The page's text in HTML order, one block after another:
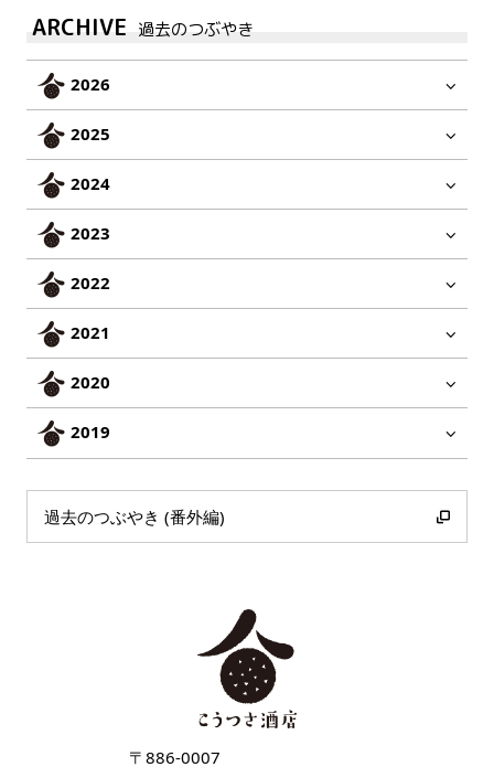
ARCHIVE 過去のつぶやき
2026
2025
2024
2023
2022
2021
2020
2019
過去のつぶやき (番外編)
〒886-0007